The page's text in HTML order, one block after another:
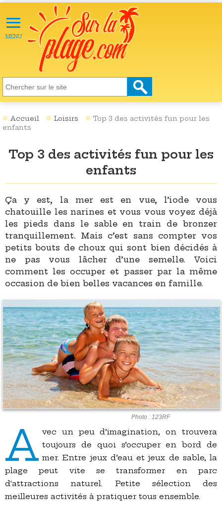
≡
MENU
ACTU
LOISIRS
NATURE
ÉCOLOGIE
SANTÉ
SOCIÉTÉ
CULTURE
Accueil Loisirs
Top 3 des activités fun pour les
enfants
Top 3 des activités fun pour les
enfants
Ça y est, la mer est en vue, l’iode vous
chatouille les narines et vous vous voyez déjà
les pieds dans le sable en train de bronzer
tranquillement. Mais c’est sans compter vos
petits bouts de choux qui sont bien décidés à
ne pas vous lâcher d’une semelle. Voici
comment les occuper et passer par la même
occasion de bien belles vacances en famille.
Photo : 123RF
A vec un peu d’imagination, on trouvera
toujours de quoi s’occuper en bord de
mer. Entre jeux d’eau et jeux de sable, la
plage peut vite se transformer en parc
d'attractions naturel. Petite sélection des
meilleures activités à pratiquer tous ensemble.